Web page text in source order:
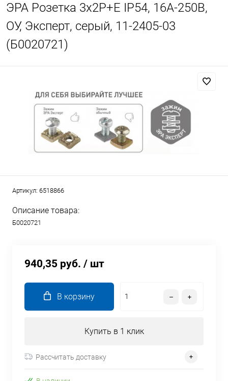
ЭРА Розетка 3х2P+E IP54, 16A-250В,
ОУ, Эксперт, серый, 11-2405-03
(Б0020721)
Артикул: 6518866
Описание товара:
Б0020721
940,35 руб. / шт
В корзину
Купить в 1 клик
Рассчитать доставку